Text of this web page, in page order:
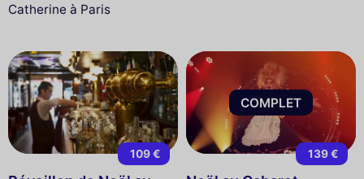
Catherine à Paris
109 €
COMPLET
139 €